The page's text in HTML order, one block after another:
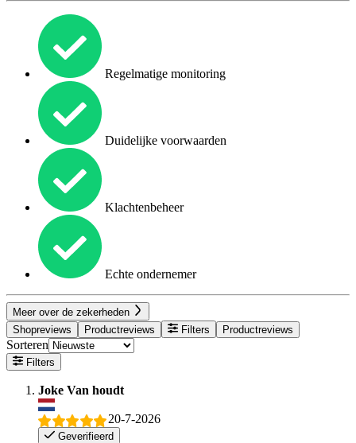
Regelmatige monitoring
Duidelijke voorwaarden
Klachtenbeheer
Echte ondernemer
Meer over de zekerheden
Shopreviews
Productreviews Filters Productreviews
Sorteren
Filters
Joke Van houdt
20-7-2026
Geverifieerd